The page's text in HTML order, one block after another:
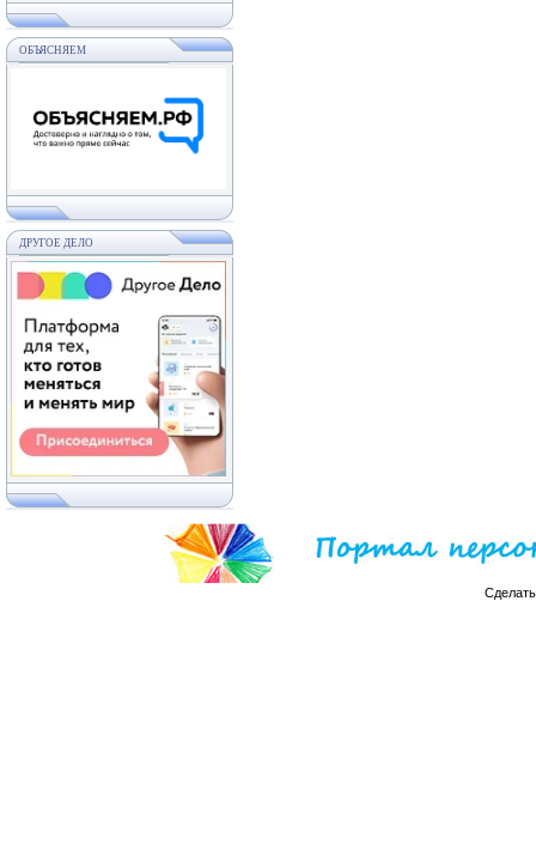
ОБЪЯСНЯЕМ
ДРУГОЕ ДЕЛО